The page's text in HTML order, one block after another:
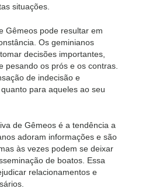
situações.
Gêmeos pode resultar em
Os geminianos
decisões importantes,
pesando os prós e os contras.
de indecisão e
para aqueles ao seu
de Gêmeos é a tendência a
adoram informações e são
às vezes podem se deixar
de boatos. Essa
relacionamentos e